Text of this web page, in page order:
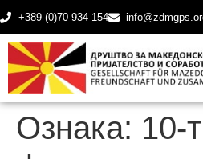
+389 (0)70 934 154
Ознака: 10-